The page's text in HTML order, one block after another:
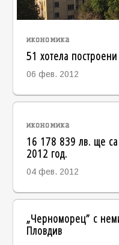
икономика
51 хотела
06 фев. 2012
икономика
16 178 839 лв. ще
2012 год.
04 фев. 2012
„Черноморец” с
Пловдив